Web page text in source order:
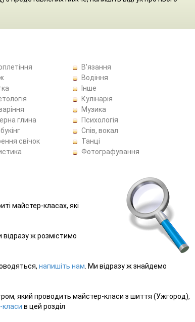
В'язання
Водіння
Інше
Кулінарія
Музика
глина
Психологія
Спів, вокал
свічок
Танці
Фотографування
майстер-класах, які
відразу ж розмістимо
напишіть нам . Ми відразу ж знайдемо
який проводить майстер-класи з шиття (Ужгород),
класи в цей розділ